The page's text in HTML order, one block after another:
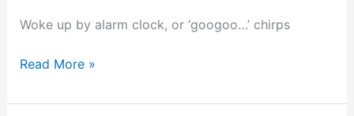
Woke up by alarm clock, or ‘googoo…’ chirps
An
but
Read More »